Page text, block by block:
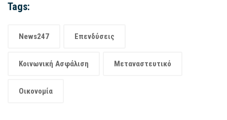
Tags:
News247 Επενδύσεις
Κοινωνική Ασφάλιση Μεταναστευτικό
Οικονομία